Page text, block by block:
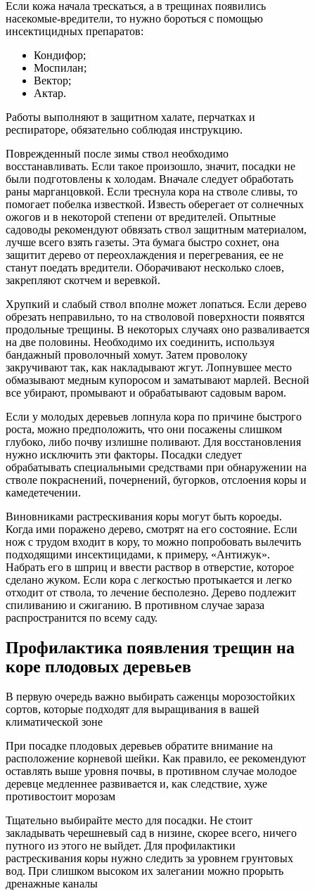
Если кожа начала трескаться, а в трещинах появились
насекомые-вредители, то нужно бороться с помощью
инсектицидных препаратов:
Кондифор;
Моспилан;
Вектор;
Актар.
Работы выполняют в защитном халате, перчатках и
респираторе, обязательно соблюдая инструкцию.
Поврежденный после зимы ствол необходимо
восстанавливать. Если такое произошло, значит, посадки не
были подготовлены к холодам. Вначале следует обработать
раны марганцовкой. Если треснула кора на стволе сливы, то
помогает побелка известкой. Известь оберегает от солнечных
ожогов и в некоторой степени от вредителей. Опытные
садоводы рекомендуют обвязать ствол защитным материалом,
лучше всего взять газеты. Эта бумага быстро сохнет, она
защитит дерево от переохлаждения и перегревания, ее не
станут поедать вредители. Оборачивают несколько слоев,
закрепляют скотчем и веревкой.
Хрупкий и слабый ствол вполне может лопаться. Если дерево
обрезать неправильно, то на стволовой поверхности появятся
продольные трещины. В некоторых случаях оно разваливается
на две половины. Необходимо их соединить, используя
бандажный проволочный хомут. Затем проволоку
закручивают так, как накладывают жгут. Лопнувшее место
обмазывают медным купоросом и заматывают марлей. Весной
все убирают, промывают и обрабатывают садовым варом.
Если у молодых деревьев лопнула кора по причине быстрого
роста, можно предположить, что они посажены слишком
глубоко, либо почву излишне поливают. Для восстановления
нужно исключить эти факторы. Посадки следует
обрабатывать специальными средствами при обнаружении на
стволе покраснений, почернений, бугорков, отслоения коры и
камедетечении.
Виновниками растрескивания коры могут быть короеды.
Когда ими поражено дерево, смотрят на его состояние. Если
нож с трудом входит в кору, то можно попробовать вылечить
подходящими инсектицидами, к примеру, «Антижук».
Набрать его в шприц и ввести раствор в отверстие, которое
сделано жуком. Если кора с легкостью протыкается и легко
отходит от ствола, то лечение бесполезно. Дерево подлежит
спиливанию и сжиганию. В противном случае зараза
распространится по всему саду.
Профилактика появления трещин на
коре плодовых деревьев
В первую очередь важно выбирать саженцы морозостойких
сортов, которые подходят для выращивания в вашей
климатической зоне
При посадке плодовых деревьев обратите внимание на
расположение корневой шейки. Как правило, ее рекомендуют
оставлять выше уровня почвы, в противном случае молодое
деревце медленнее развивается и, как следствие, хуже
противостоит морозам
Тщательно выбирайте место для посадки. Не стоит
закладывать черешневый сад в низине, скорее всего, ничего
путного из этого не выйдет. Для профилактики
растрескивания коры нужно следить за уровнем грунтовых
вод. При слишком высоком их залегании можно прорыть
дренажные каналы